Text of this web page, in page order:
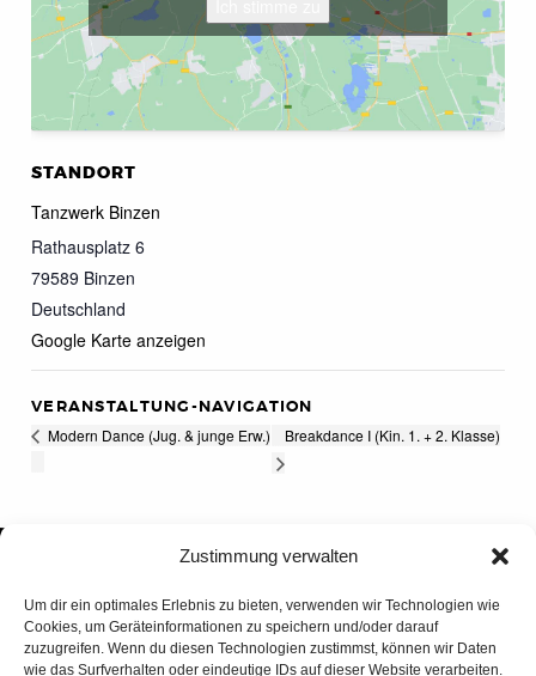
Zustimmung verwalten
Um dir ein optimales Erlebnis zu bieten, verwenden wir Technologien wie
Cookies, um Geräteinformationen zu speichern und/oder darauf
zuzugreifen. Wenn du diesen Technologien zustimmst, können wir Daten
wie das Surfverhalten oder eindeutige IDs auf dieser Website verarbeiten.
STANDORT
Tanzwerk Binzen
Rathausplatz 6
79589 Binzen
Deutschland
Google Karte anzeigen
VERANSTALTUNG-NAVIGATION
Modern Dance (Jug. & junge Erw.) Breakdance I (Kin. 1. + 2. Klasse)